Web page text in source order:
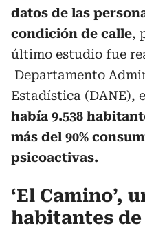
datos de las
condición de calle,
último estudio fue
Departamento
Estadística (DANE),
había 9.538
más del 90%
psicoactivas.
‘El Camino’,
habitantes